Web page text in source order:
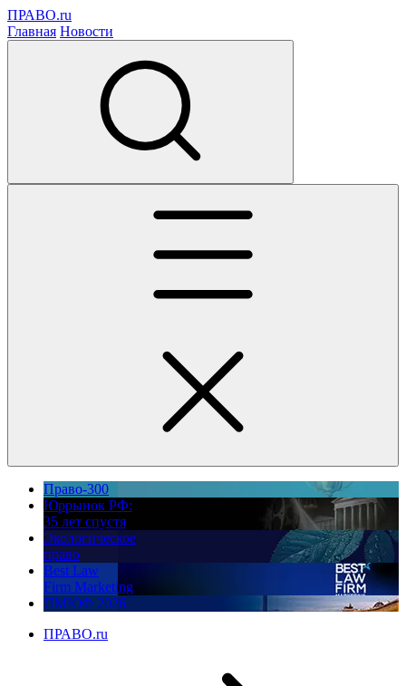
ПРАВО.ru
Главная Новости
Право-300
Юррынок РФ:
35 лет спустя
Экологическое
право
Best Law
Firm Marketing
ПМЮФ 2026
ПРАВО.ru